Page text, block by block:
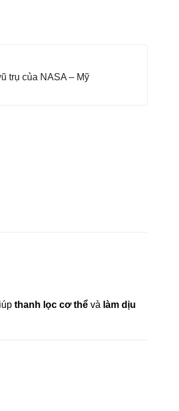
trụ của NASA – Mỹ
thanh lọc cơ thể và làm dịu